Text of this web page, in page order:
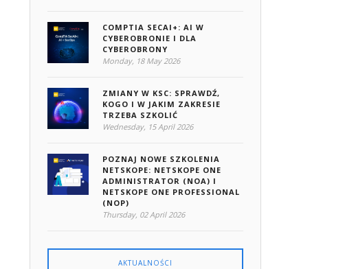
COMPTIA SECAI+: AI W
CYBEROBRONIE I DLA
CYBEROBRONY
Monday, 18 May 2026
ZMIANY W KSC: SPRAWDŹ,
KOGO I W JAKIM ZAKRESIE
TRZEBA SZKOLIĆ
Wednesday, 15 April 2026
POZNAJ NOWE SZKOLENIA
NETSKOPE: NETSKOPE ONE
ADMINISTRATOR (NOA) I
NETSKOPE ONE PROFESSIONAL
(NOP)
Thursday, 02 April 2026
AKTUALNOŚCI